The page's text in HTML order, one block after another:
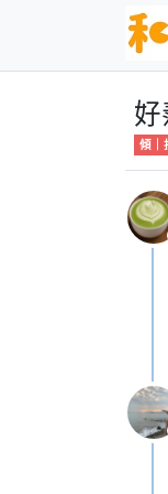
傾｜